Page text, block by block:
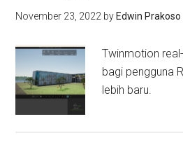
November 23, 2022 by Edwin Prakoso
Twinmotion
bagi pengguna
lebih baru.